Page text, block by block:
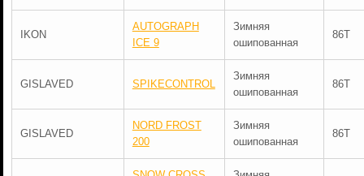
IKON
AUTOGRAPH
ICE 9
Зимняя
ошипованная
86T
GISLAVED SPIKECONTROL
Зимняя
ошипованная
86T
GISLAVED
NORD FROST
200
Зимняя
ошипованная
86T